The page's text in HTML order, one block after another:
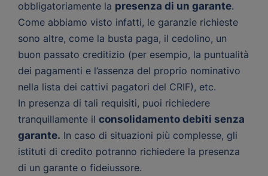
obbligatoriamente la presenza di un garante.
Come abbiamo visto infatti, le garanzie richieste
sono altre, come la busta paga, il cedolino, un
buon passato creditizio (per esempio, la puntualità
dei pagamenti e l’assenza del proprio nominativo
nella lista dei cattivi pagatori del CRIF), etc.
In presenza di tali requisiti, puoi richiedere
tranquillamente il consolidamento debiti senza
garante. In caso di situazioni più complesse, gli
istituti di credito potranno richiedere la presenza
di un garante o fideiussore.